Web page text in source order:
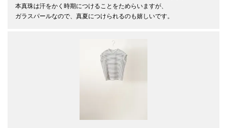
本真珠は汗をかく時期につけることをためらいますが、
ガラスパールなので、真夏につけられるのも嬉しいです。